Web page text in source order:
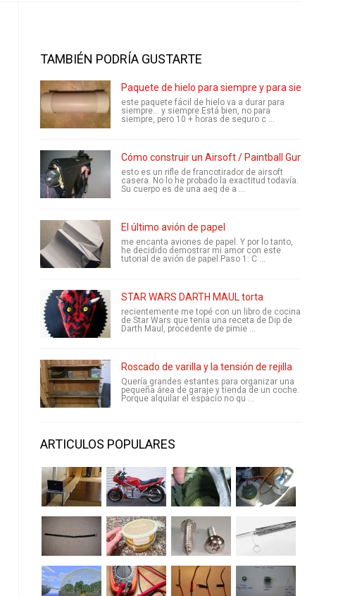
TAMBIÉN PODRÍA GUSTARTE
Paquete de hielo para siempre y para siempre
este paquete fácil de hielo va a durar para
siempre... y siempre.Está bien, no para
siempre, pero 10 + horas de seguro c ...
Cómo construir un Airsoft / Paintball Gun
esto es un rifle de francotirador de airsoft
casera. No lo he probado la exactitud todavía.
Su cuerpo es de una aeg de a ...
El último avión de papel
me encanta aviones de papel. Y por lo tanto,
he decidido demostrar mi amor con este
tutorial de avión de papel.Paso 1: C ...
STAR WARS DARTH MAUL torta
recientemente me topé con un libro de cocina
de Star Wars que tenía una receta de Dip de
Darth Maul, procedente de pimie ...
Roscado de varilla y la tensión de rejilla
Quería grandes estantes para organizar una
pequeña área de garaje y tienda de un coche.
Porque alquilar el espacio no qu ...
ARTICULOS POPULARES